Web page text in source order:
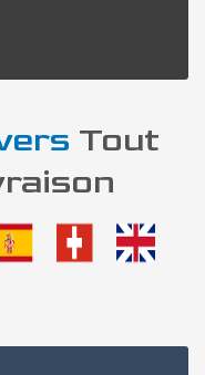
Tout